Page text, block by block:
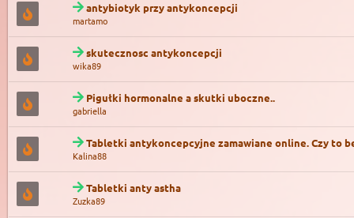
antybiotyk przy antykoncepcji
martamo
skutecznosc antykoncepcji
wika89
Pigułki hormonalne a skutki uboczne..
gabriella
Tabletki antykoncepcyjne zamawiane online. Czy to
Kalina88
Tabletki anty astha
Zuzka89